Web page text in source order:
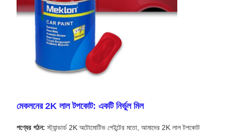
মেকলনের 2K লাল টপকোট: একটি নির্ভুল মিল
পণ্যের গঠন: স্ট্যান্ডার্ড 2K অটোমোটিভ পেইন্টের মতো, আমাদের 2K লাল টপকোট